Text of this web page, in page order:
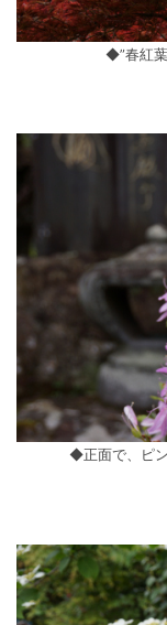
◆”春紅
◆正面で、ピン